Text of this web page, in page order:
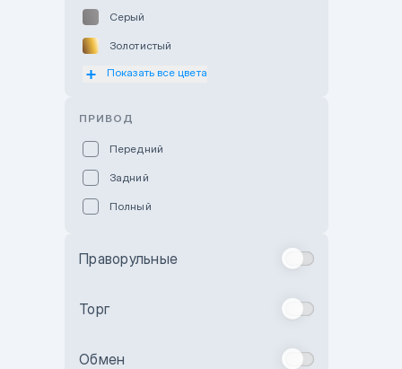
Серый
Золотистый
Оранжевый
Бежевый
Показать все цвета
ПРИВОД
Передний
Задний
Полный
Праворульные
Торг
Обмен